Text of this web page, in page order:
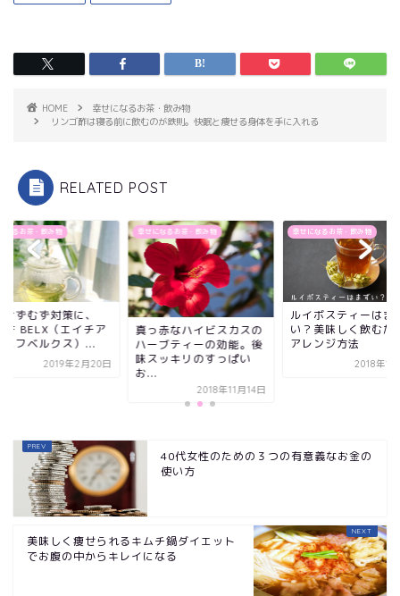
HOME
幸せになるお茶・飲み物
リンゴ酢は寝る前に飲むのが鉄則。快眠と痩せる身体を手に入れる
RELATED POST
なるお茶・飲み物
赤なハイビスカスの
ティーの効能。後
ッキリのすっぱい
幸せになるお茶・飲み物
ルイボスティーはまず
い？美味しく飲むための
アレンジ方法
2018年12月8日
幸せになるお茶・飲み物
春のむずむず対策に
【H&F BELX（エイ
ンドエフベルクス）
2019年2
40代女性のための３つの有意義なお金の
使い方
美味しく痩せられるキムチ鍋ダイエット
でお腹の中からキレイになる